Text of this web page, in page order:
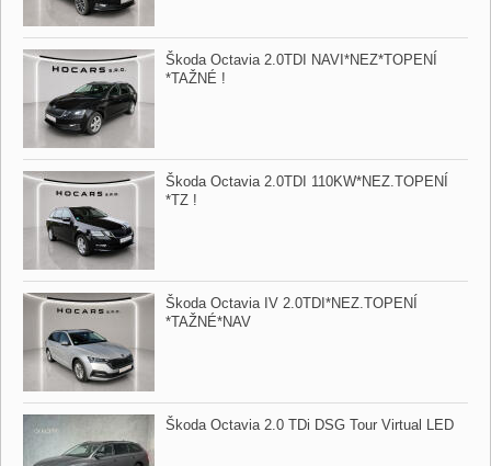
Škoda Octavia 2.0TDI NAVI​*NEZ​*TOPENÍ​
*TAŽNÉ !
Škoda Octavia 2.0TDI 110KW​*NEZ.TOPENÍ​
*TZ !
Škoda Octavia IV 2.0TDI​*NEZ.TOPENÍ​
*TAŽNÉ​*NAV
Škoda Octavia 2.0 TDi DSG Tour Virtual LED